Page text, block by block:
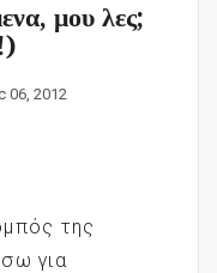
μου λες;
06, 2012
της
για